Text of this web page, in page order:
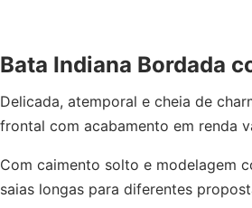
Bata Indiana Bordada
Delicada, atemporal e cheia de
frontal com acabamento em renda
Com caimento solto e modelagem
saias longas para diferentes